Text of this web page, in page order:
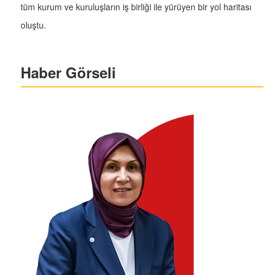
tüm kurum ve kuruluşların iş birliği ile yürüyen bir yol haritası
oluştu.
Haber Görseli